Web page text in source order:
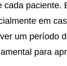
paciente.
em
um período
para